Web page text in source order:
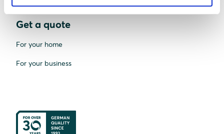
Get a quote
For your home
For your business